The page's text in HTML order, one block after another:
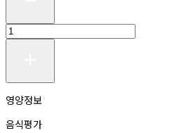
영양정보
음식평가